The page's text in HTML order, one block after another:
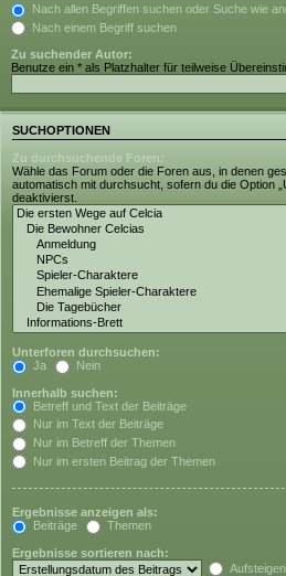
Nach allen Begriffen suchen oder Suche wie
Nach einem Begriff suchen
Zu suchender Autor:
Benutze ein * als Platzhalter für teilweise
SUCHOPTIONEN
Zu durchsuchende Foren:
Wähle das Forum oder die Foren aus, in denen
automatisch mit durchsucht, sofern du die Option
deaktivierst.
Unterforen durchsuchen:
Ja
Nein
Innerhalb suchen:
Betreff und Text der Beiträge
Nur im Text der Beiträge
Nur im Betreff der Themen
Nur im ersten Beitrag der Themen
Ergebnisse anzeigen als:
Beiträge
Themen
Ergebnisse sortieren nach: